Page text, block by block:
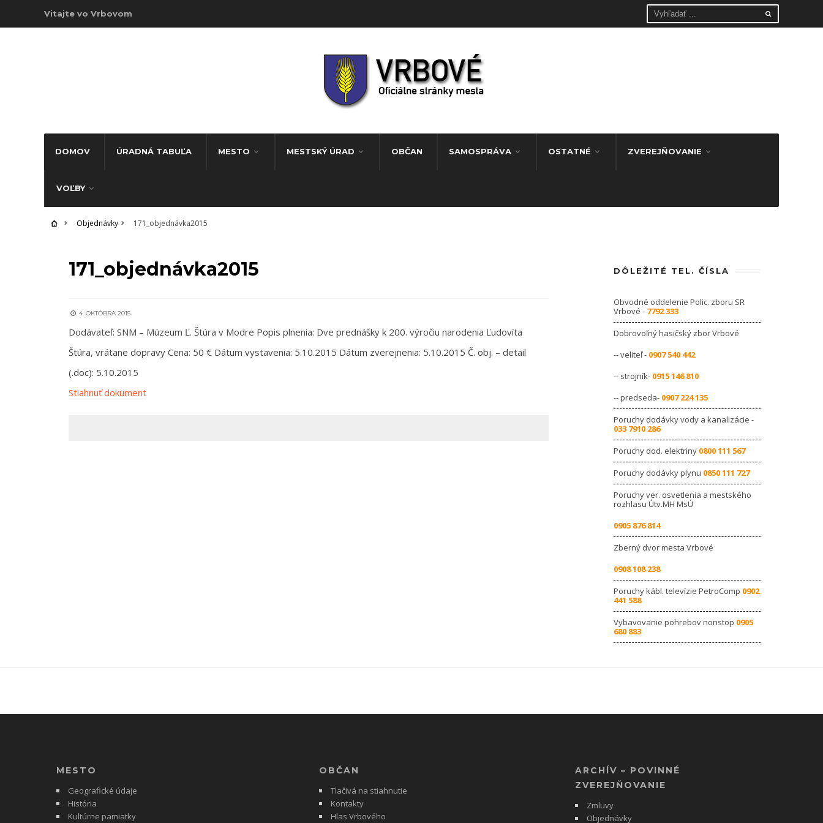
Vitajte vo Vrbovom
DOMOV ÚRADNÁ TABUĽA MESTO MESTSKÝ ÚRAD OBČAN SAMOSPRÁVA OSTATNÉ ZVEREJŇOVANIE
VOĽBY
Objednávky 171_objednávka2015
OBJEDNÁVKY
171_objednávka2015
4. OKTÓBRA 2015
Dodávateľ: SNM – Múzeum Ľ. Štúra v Modre Popis plnenia: Dve prednášky k 200. výročiu narodenia Ľudovíta
Štúra, vrátane dopravy Cena: 50 € Dátum vystavenia: 5.10.2015 Dátum zverejnenia: 5.10.2015 Č. obj. – detail
(.doc): 5.10.2015
Stiahnuť dokument
DÔLEŽITÉ TEL. ČÍSLA
Obvodné oddelenie Polic. zboru SR
Vrbové - 7792 333
Dobrovoľný hasičský zbor Vrbové
-- veliteľ - 0907 540 442
-- strojník- 0915 146 810
-- predseda- 0907 224 135
Poruchy dodávky vody a kanalizácie -
033 7910 286
Poruchy dod. elektriny 0800 111 567
Poruchy dodávky plynu 0850 111 727
Poruchy ver. osvetlenia a mestského
rozhlasu Útv.MH MsÚ
0905 876 814
Zberný dvor mesta Vrbové
0908 108 238
Poruchy kábl. televízie PetroComp 0902
441 588
Vybavovanie pohrebov nonstop 0905
680 883
MESTO
Geografické údaje
História
Kultúrne pamiatky
OBČAN
Tlačivá na stiahnutie
Kontakty
Hlas Vrbového
ARCHÍV – POVINNÉ
ZVEREJŇOVANIE
Zmluvy
Objednávky